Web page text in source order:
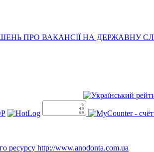
ПРО ВАКАНСІЇ НА ДЕРЖАВНУ
ресурсу http://www.anodonta.com.ua